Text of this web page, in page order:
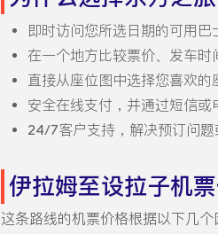
即时访问您所选日期的可用巴
在一个地方比较票价、发车时
直接从座位图中选择您喜欢的
安全在线支付，并通过短信或
24/7客户支持，解决预订问题
伊拉姆至设拉子机
这条路线的机票价格根据以下几个